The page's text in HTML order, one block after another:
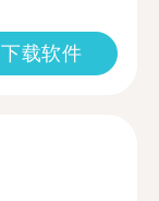
下载软件